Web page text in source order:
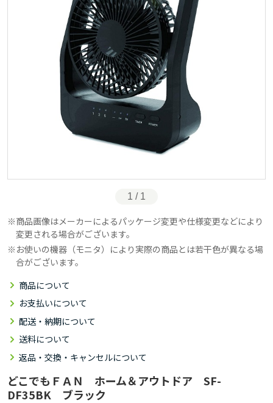
1 / 1
商品画像はメーカーによるパッケージ変更や仕様変更などにより
変更される場合がございます。
お使いの機器（モニタ）により実際の商品とは若干色が異なる場
合がございます。
商品について
お支払いについて
配送・納期について
送料について
返品・交換・キャンセルについて
どこでもＦＡＮ ホーム＆アウトドア SF-
DF35BK ブラック